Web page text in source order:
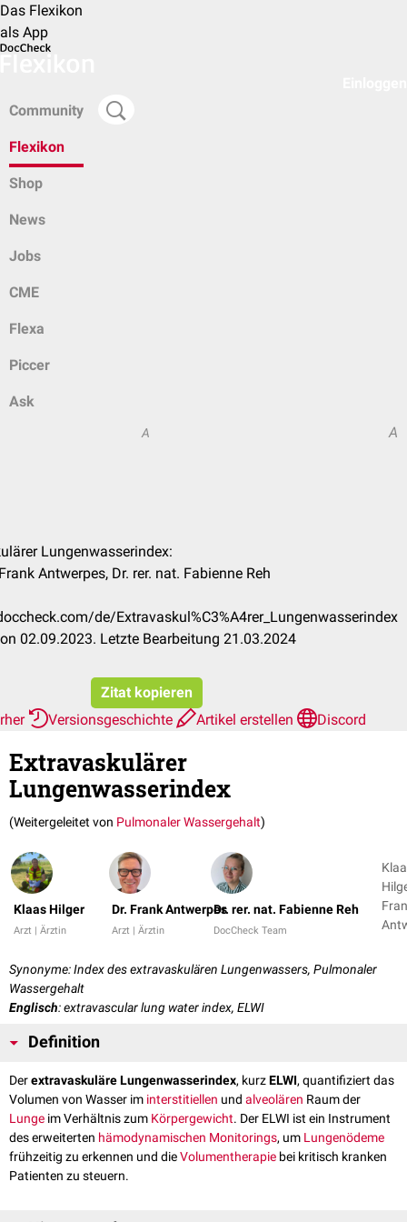
Das Flexikon
als App
Community
Flexikon
Shop
News
Jobs
CME
Flexa
Piccer
Ask
A A
Lungenwasserindex:
Antwerpes, Dr. rer. nat. Fabienne Reh
de/Extravaskul%C3%A4rer_Lungenwasserindex
02.09.2023. Letzte Bearbeitung 21.03.2024
Zitat kopieren
Versionsgeschichte Artikel erstellen Discord
Extravaskulärer
Lungenwasserindex
(Weitergeleitet von Pulmonaler Wassergehalt)
Klaas Hilger
Arzt | Ärztin
Dr. Frank Antwerpes
Arzt | Ärztin
Dr. rer. nat. Fabienne Reh
DocCheck Team
Synonyme: Index des extravaskulären Lungenwassers, Pulmonaler
Wassergehalt
Englisch: extravascular lung water index, ELWI
Definition
Derextravaskuläre Lungenwasserindex, kurzELWI, quantifiziert das
Volumen von Wasser im interstitiellen und alveolären Raum der
Lunge im Verhältnis zum Körpergewicht. Der ELWI ist ein Instrument
des erweiterten hämodynamischen Monitorings, um Lungenödeme
frühzeitig zu erkennen und dieVolumentherapie bei kritisch kranken
Patienten zu steuern.